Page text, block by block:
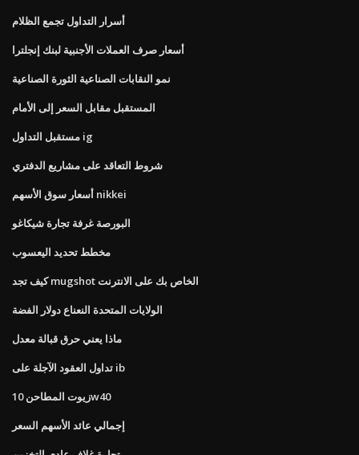
أسرار التداول تجمع الظلام
أسعار صرف العملات الأجنبية لبنك إنجلترا
نمو النقابات الصناعية الثورة الصناعية
المستقبل مقابل السعر إلى الأمام
مستقبل التداول ig
شروط التعاقد على مشاريع الدفتري
أسعار سوق الأسهم nikkei
البورصة غرفة تجارة شيكاغو
مخطط تحديد اليعسوب
كيف تجد mugshot الخاص بك على الانترنت
الولايات المتحدة النعناع دولار الفضة
ماذا يعني حرق قبالة معدل
تداول العقود الآجلة على ib
زيوت المطاحن 10w40
إجمالي عائد الأسهم السعر